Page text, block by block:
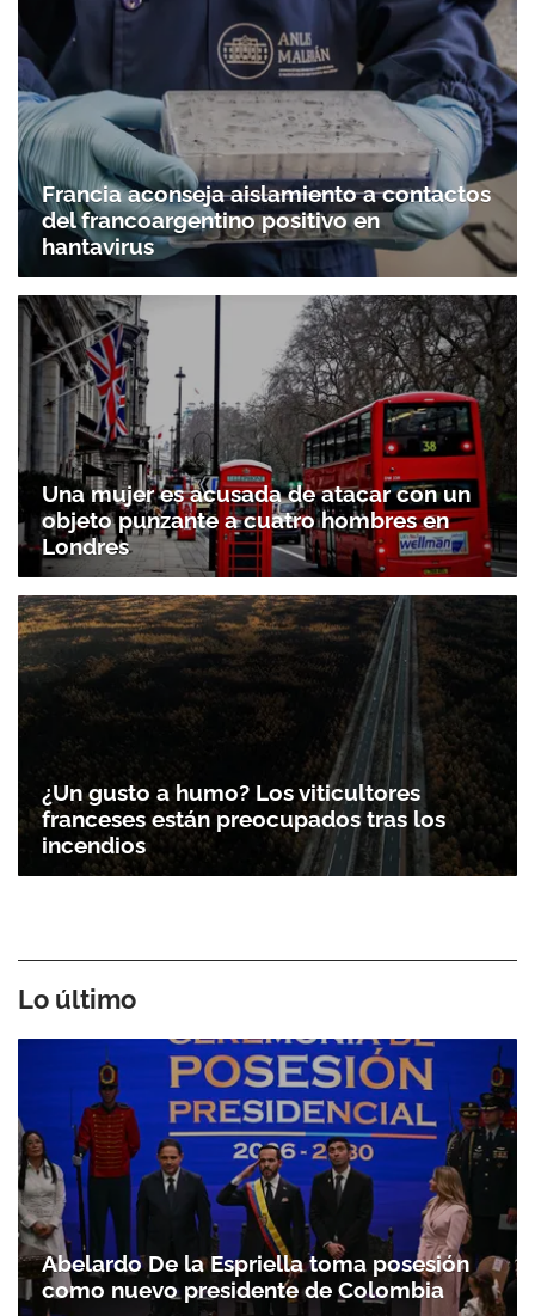
Francia aconseja aislamiento a contactos
del francoargentino positivo en
hantavirus
Una mujer es acusada de atacar con un
objeto punzante a cuatro hombres en
Londres
¿Un gusto a humo? Los viticultores
franceses están preocupados tras los
incendios
Lo último
Abelardo De la Espriella toma posesión
como nuevo presidente de Colombia